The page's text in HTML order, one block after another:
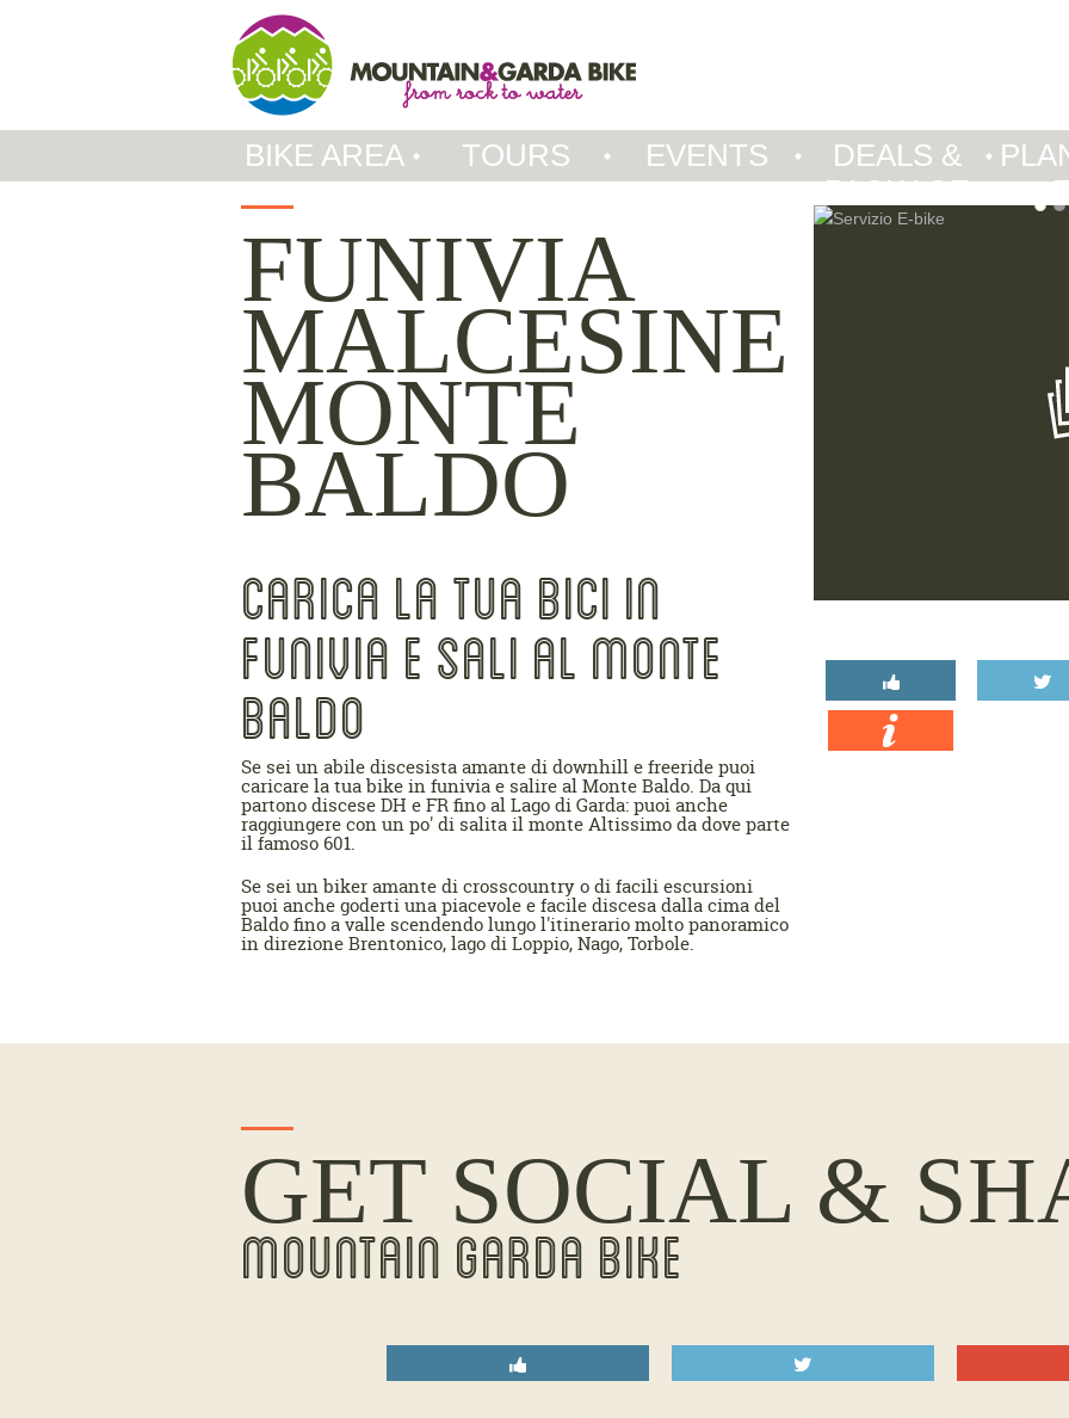
BIKE AREA TOURS EVENTS
DEALS &
PACKAGE
FUNIVIA
MALCESINE
MONTE
BALDO
CARICA LA TUA BICI IN
FUNIVIA E SALI AL MONTE
BALDO
Se sei un abile discesista amante di downhill e freeride puoi
caricare la tua bike in funivia e salire al Monte Baldo. Da qui
partono discese DH e FR fino al Lago di Garda: puoi anche
raggiungere con un po' di salita il monte Altissimo da dove parte
il famoso 601.
Se sei un biker amante di crosscountry o di facili escursioni
puoi anche goderti una piacevole e facile discesa dalla cima del
Baldo fino a valle scendendo lungo l'itinerario molto panoramico
in direzione Brentonico, lago di Loppio, Nago, Torbole.
GET SOCIAL &
MOUNTAIN GARDA BIKE